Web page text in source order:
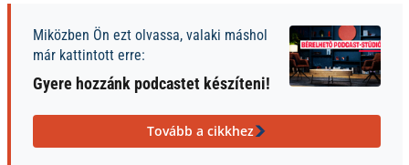
Miközben Ön ezt olvassa, valaki máshol
már kattintott erre:
Gyere hozzánk podcastet készíteni!
Tovább a cikkhez